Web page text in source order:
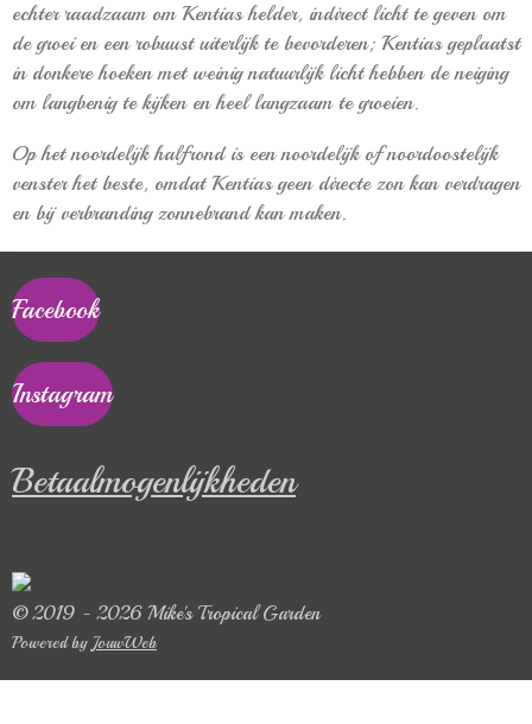
echter raadzaam om Kentias helder, indirect licht te geven om
de groei en een robuust uiterlijk te bevorderen; Kentias geplaatst
in donkere hoeken met weinig natuurlijk licht hebben de neiging
om langbenig te kijken en heel langzaam te groeien.
Op het noordelijk halfrond is een noordelijk of noordoostelijk
venster het beste, omdat Kentias geen directe zon kan verdragen
en bij verbranding zonnebrand kan maken.
Facebook
Instagram
Betaalmogenlijkheden
© 2019 - 2026 Mike's Tropical Garden
Powered by JouwWeb